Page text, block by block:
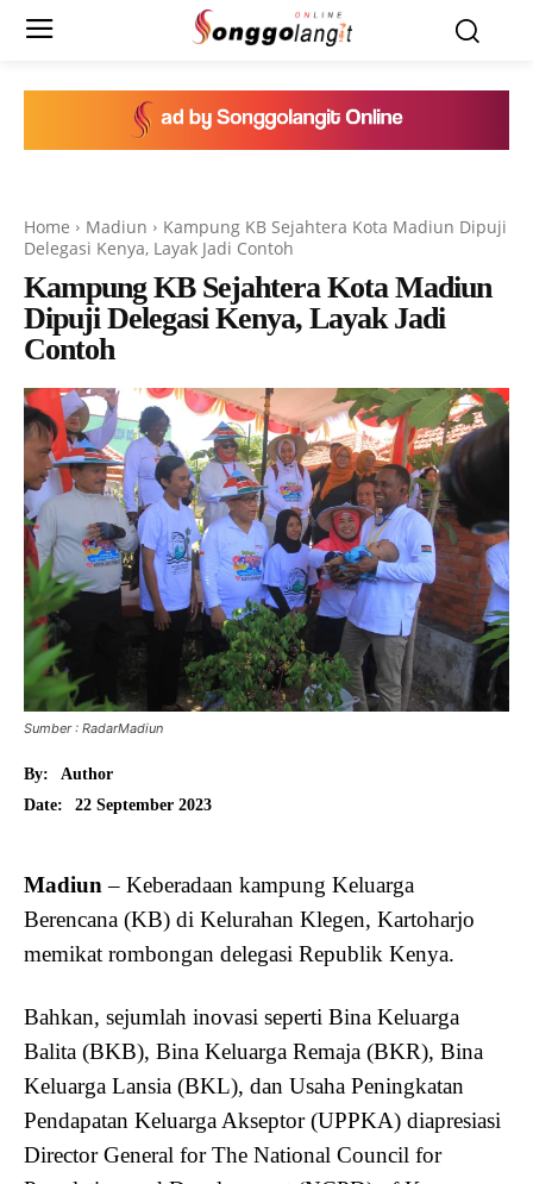
Home Madiun
Kampung KB Sejahtera Kota Madiun Dipuji
Delegasi Kenya, Layak Jadi Contoh
Kampung KB Sejahtera Kota Madiun
Dipuji Delegasi Kenya, Layak Jadi
Contoh
Sumber : RadarMadiun
By:
Author
Date:
22 September 2023
Madiun – Keberadaan kampung Keluarga
Berencana (KB) di Kelurahan Klegen, Kartoharjo
memikat rombongan delegasi Republik Kenya.
Bahkan, sejumlah inovasi seperti Bina Keluarga
Balita (BKB), Bina Keluarga Remaja (BKR), Bina
Keluarga Lansia (BKL), dan Usaha Peningkatan
Pendapatan Keluarga Akseptor (UPPKA) diapresiasi
Director General for The National Council for